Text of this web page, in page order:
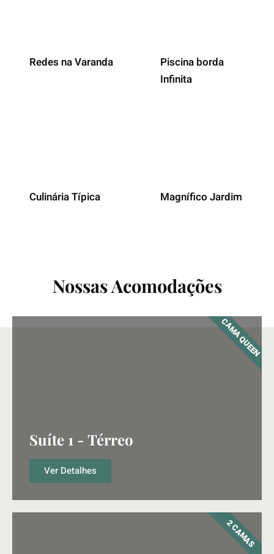
Redes na Varanda
Piscina borda
Infinita
Culinária Típica Magnífico Jardim
Nossas Acomodações
Suíte 1 - Térreo
Ver Detalhes
CAMA QUEEN
2 CAMAS